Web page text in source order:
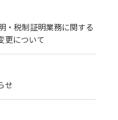
・税制証明業務に関する
更について
せ